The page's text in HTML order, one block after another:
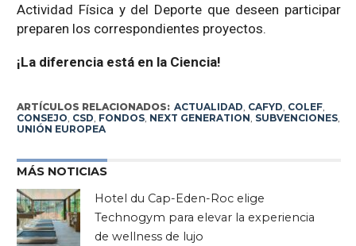
Actividad Física y del Deporte que deseen participar
preparen los correspondientes proyectos.
¡La diferencia está en la Ciencia!
ARTÍCULOS RELACIONADOS: ACTUALIDAD, CAFYD, COLEF,
CONSEJO, CSD, FONDOS, NEXT GENERATION, SUBVENCIONES,
UNIÓN EUROPEA
MÁS NOTICIAS
Hotel du Cap-Eden-Roc elige
Technogym para elevar la experiencia
de wellness de lujo